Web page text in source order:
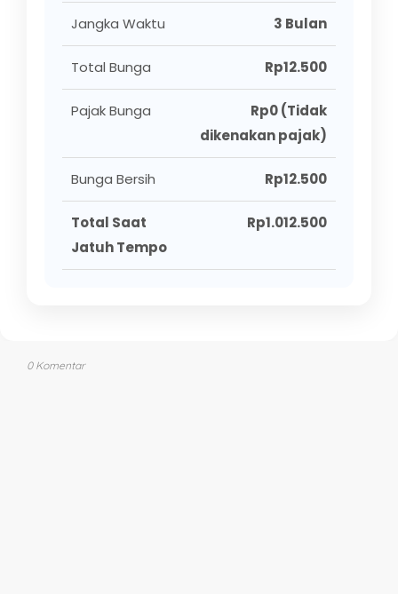
Jangka Waktu 3 Bulan
Total Bunga Rp12.500
Pajak Bunga
Rp0 (Tidak
dikenakan pajak)
Bunga Bersih Rp12.500
Total Saat
Jatuh Tempo
Rp1.012.500
0 Komentar